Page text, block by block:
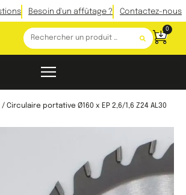
Besoin d'un affûtage ? Contactez-nous
0
/ Circulaire portative Ø160 x EP 2,6/1,6 Z24 AL30